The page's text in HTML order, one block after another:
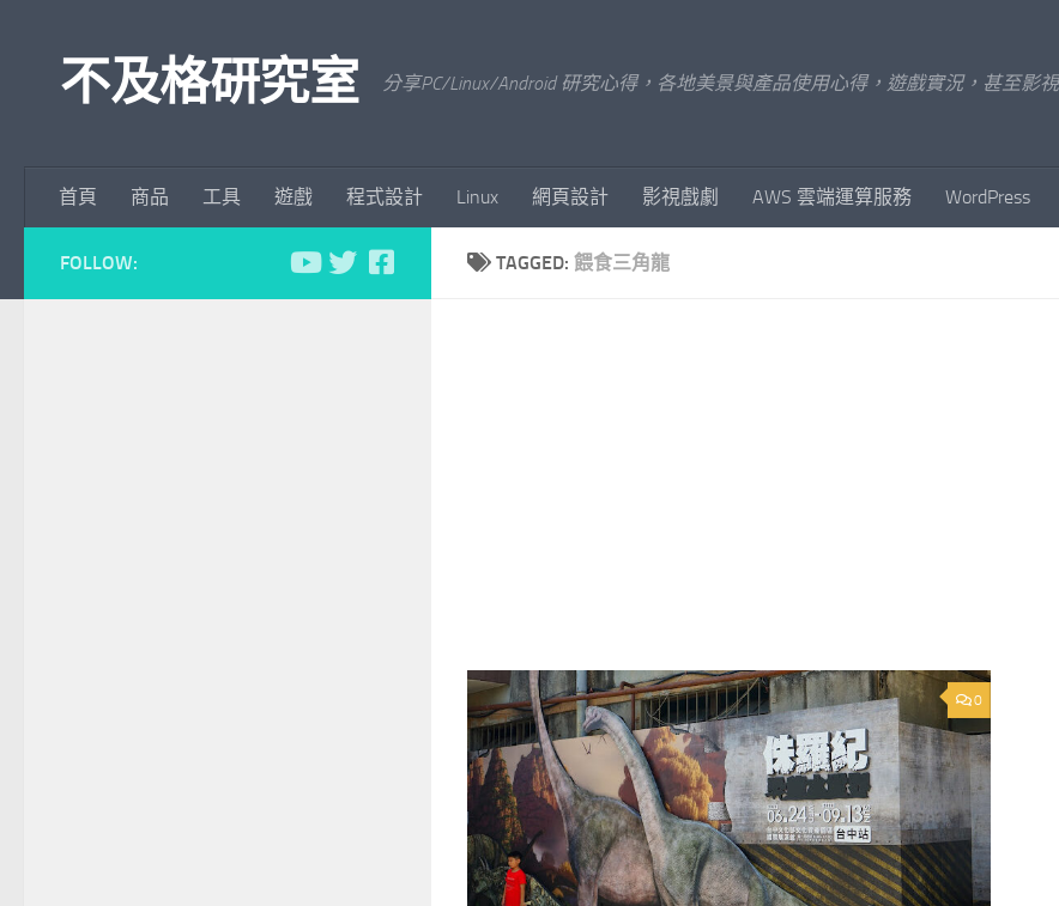
不及格研究室 分享PC/Linux/Android 研究心得，各地美景與產品使用心得，遊戲實況，甚至影
首頁 商品 工具 遊戲 程式設計 Linux 網頁設計 影視戲劇 AWS 雲端運算服務 WordPress
TAGGED: 餵食三角龍
0
FOLLOW: